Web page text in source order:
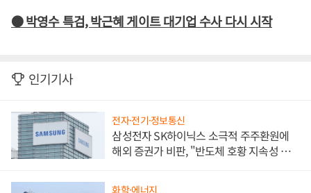
● 박영수 특검, 박근혜 게이트 대기업 수사 다시 시작
인기기사
전자·전기·정보통신
삼성전자 SK하이닉스 소극적 주주환원에
해외 증권가 비판, "반도체 호황 지속성 의
화학·에너지